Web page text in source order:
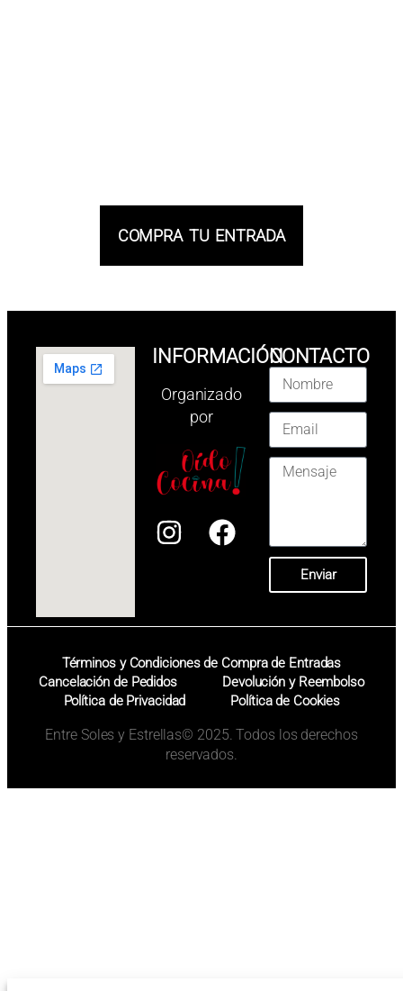
COMPRA TU ENTRADA
INFORMACIÓN
Organizado
por
CONTACTO
Enviar
Términos y Condiciones de Compra de Entradas
Cancelación de Pedidos
Devolución y Reembolso
Política de Privacidad
Política de Cookies
Entre Soles y Estrellas© 2025. Todos los derechos
reservados.